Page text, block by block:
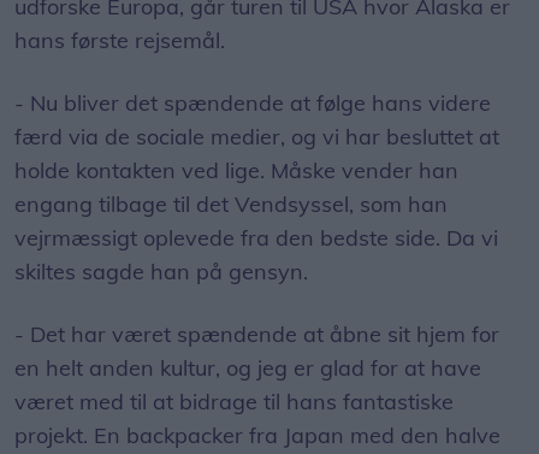
udforske Europa, går turen til USA hvor Alaska er
hans første rejsemål.
- Nu bliver det spændende at følge hans videre
færd via de sociale medier, og vi har besluttet at
holde kontakten ved lige. Måske vender han
engang tilbage til det Vendsyssel, som han
vejrmæssigt oplevede fra den bedste side. Da vi
skiltes sagde han på gensyn.
- Det har været spændende at åbne sit hjem for
en helt anden kultur, og jeg er glad for at have
været med til at bidrage til hans fantastiske
projekt. En backpacker fra Japan med den halve